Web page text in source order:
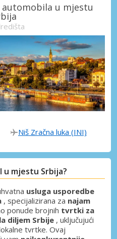
u mjestu
Niš Zračna luka (INI)
mjestu Srbija?
usluga usporedbe
, specijalizirana za najam
ponude brojnih tvrtki za
diljem Srbije , uključujući
tvrtke. Ovaj